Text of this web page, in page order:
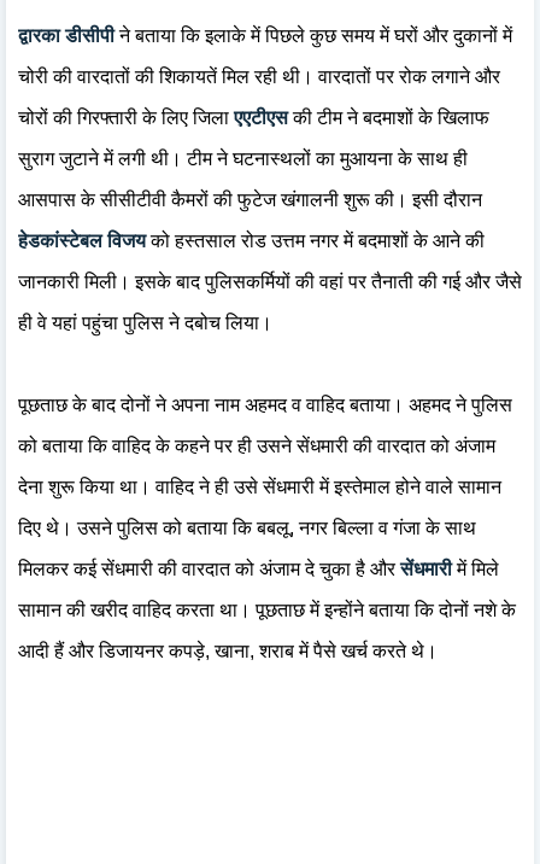
द्वारका डीसीपीने बताया कि इलाके में पिछले कुछ समय में घरों और दुकानों में
चोरी की वारदातों की शिकायतें मिल रही थी। वारदातों पर रोक लगाने और
चोरों की गिरफ्तारी के लिए जिलाएएटीएसकी टीम ने बदमाशों के खिलाफ
सुराग जुटाने में लगी थी। टीम ने घटनास्थलों का मुआयना के साथ ही
आसपास के सीसीटीवी कैमरों की फुटेज खंगालनी शुरू की। इसी दौरान
हेडकांस्टेबल विजयको हस्तसाल रोड उत्तम नगर में बदमाशों के आने की
जानकारी मिली। इसके बाद पुलिसकर्मियों की वहां पर तैनाती की गई और जैसे
ही वे यहां पहुंचा पुलिस ने दबोच लिया।
पूछताछ के बाद दोनों ने अपना नाम अहमद व वाहिद बताया। अहमद ने पुलिस
को बताया कि वाहिद के कहने पर ही उसने सेंधमारी की वारदात को अंजाम
देना शुरू किया था। वाहिद ने ही उसे सेंधमारी में इस्तेमाल होने वाले सामान
दिए थे। उसने पुलिस को बताया कि बबलू, नगर बिल्ला व गंजा के साथ
मिलकर कई सेंधमारी की वारदात को अंजाम दे चुका है औरसेंधमारीमें मिले
सामान की खरीद वाहिद करता था। पूछताछ में इन्होंने बताया कि दोनों नशे के
आदी हैं और डिजायनर कपड़े, खाना, शराब में पैसे खर्च करते थे।